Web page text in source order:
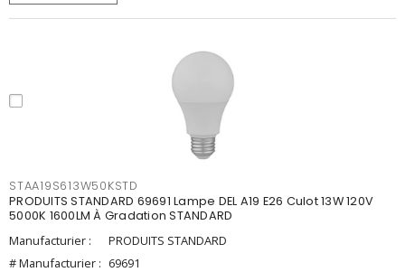
STAA19S613W50KSTD
PRODUITS STANDARD 69691 Lampe DEL A19 E26 Culot 13W 120V
5000K 1600LM À Gradation STANDARD
Manufacturier :
PRODUITS STANDARD
# Manufacturier : 69691